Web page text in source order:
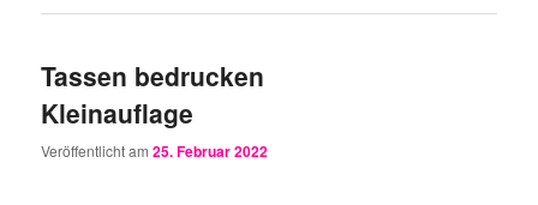
Tassen bedrucken
Kleinauflage
Veröffentlicht am25. Februar 2022